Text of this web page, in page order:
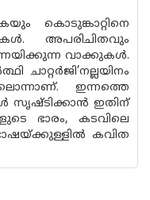
കൊടുങ്കാറ്റിനെ
അപരിചിതവും
വാക്കുകൾ.
ഇന്നത്തെ
സൃഷ്ടിക്കാൻ ഇതിന്
ഭാരം, കടവിലെ
കവിത